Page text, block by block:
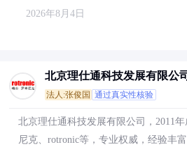
2026年8月4日
北京理仕通科技发展有限公司
法人:张俊国 通过真实性核验
北京理仕通科技发展有限公司，2011
尼克、rotronic等，专业权威，经验丰富